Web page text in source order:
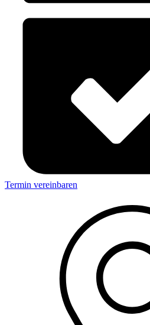
Termin vereinbaren